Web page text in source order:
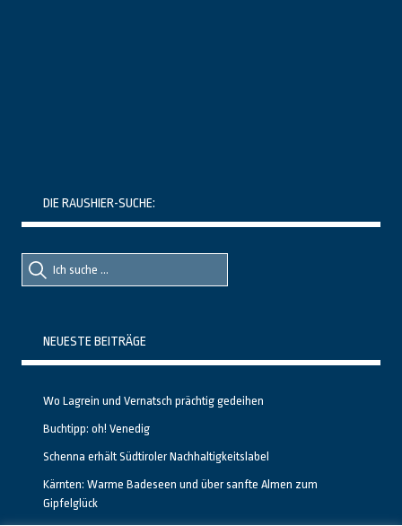
DIE RAUSHIER-SUCHE:
Suche
nach::
Suche
nach:
NEUESTE BEITRÄGE
Wo Lagrein und Vernatsch prächtig gedeihen
Buchtipp: oh! Venedig
Schenna erhält Südtiroler Nachhaltigkeitslabel
Kärnten: Warme Badeseen und über sanfte Almen zum
Gipfelglück